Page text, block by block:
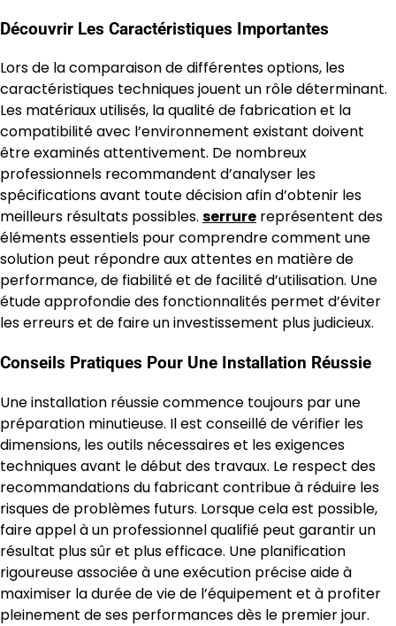
Découvrir Les Caractéristiques Importantes
Lors de la comparaison de différentes options, les
caractéristiques techniques jouent un rôle déterminant.
Les matériaux utilisés, la qualité de fabrication et la
compatibilité avec l’environnement existant doivent
être examinés attentivement. De nombreux
professionnels recommandent d’analyser les
spécifications avant toute décision afin d’obtenir les
meilleurs résultats possibles. serrure représentent des
éléments essentiels pour comprendre comment une
solution peut répondre aux attentes en matière de
performance, de fiabilité et de facilité d’utilisation. Une
étude approfondie des fonctionnalités permet d’éviter
les erreurs et de faire un investissement plus judicieux.
Conseils Pratiques Pour Une Installation Réussie
Une installation réussie commence toujours par une
préparation minutieuse. Il est conseillé de vérifier les
dimensions, les outils nécessaires et les exigences
techniques avant le début des travaux. Le respect des
recommandations du fabricant contribue à réduire les
risques de problèmes futurs. Lorsque cela est possible,
faire appel à un professionnel qualifié peut garantir un
résultat plus sûr et plus efficace. Une planification
rigoureuse associée à une exécution précise aide à
maximiser la durée de vie de l’équipement et à profiter
pleinement de ses performances dès le premier jour.